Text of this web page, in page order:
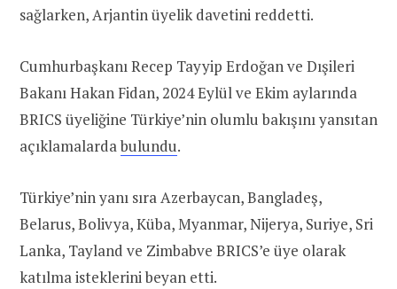
sağlarken, Arjantin üyelik davetini reddetti.
Cumhurbaşkanı Recep Tayyip Erdoğan ve Dışileri
Bakanı Hakan Fidan, 2024 Eylül ve Ekim aylarında
BRICS üyeliğine Türkiye’nin olumlu bakışını yansıtan
açıklamalardabulundu.
Türkiye’nin yanı sıra Azerbaycan, Bangladeş,
Belarus, Bolivya, Küba, Myanmar, Nijerya, Suriye, Sri
Lanka, Tayland ve Zimbabve BRICS’e üye olarak
katılma isteklerini beyan etti.